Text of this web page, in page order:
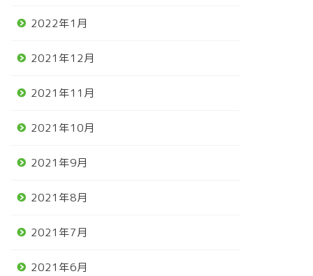
2022年1月
2021年12月
2021年11月
2021年10月
2021年9月
2021年8月
2021年7月
2021年6月